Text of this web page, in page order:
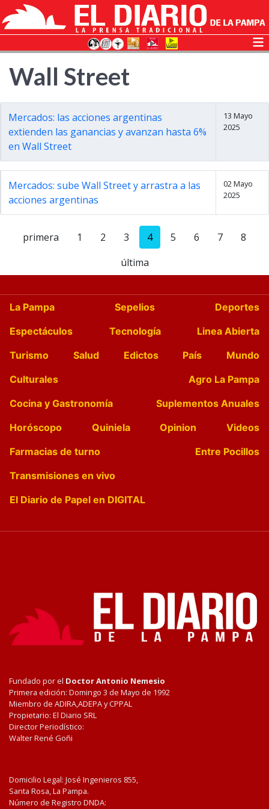
Wall Street
Mercados: las acciones argentinas
extienden las ganancias y avanzan hasta 6%
en Wall Street
13 Mayo
2025
Mercados: sube Wall Street y arrastra a las
acciones argentinas
02 Mayo
2025
primera 1 2 3 4 5 6 7
8
última
La Pampa Sepelios
Deportes
Espectáculos
Tecnología
Linea Abierta
Turismo
Salud Edictos País
Mundo
Culturales
Agro La Pampa
Cocina y Gastronomía
Suplementos Anuales
Horóscopo
Quiniela Opinion
Videos
Farmacias de turno
Entre Pocillos
Transmisiones en vivo
El Diario de Papel en DIGITAL
Fundado por el Doctor Antonio Nemesio
Primera edición: Domingo 3 de Mayo de 1992
Miembro de ADIRA,ADEPA y CPPAL
Propietario: El Diario SRL
Director Periodístico:
Walter René Goñi
Domicilio Legal: José Ingenieros 855,
Santa Rosa, La Pampa.
Número de Registro DNDA: